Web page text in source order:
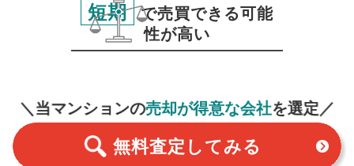
短期
で売買できる可能
性が高い
＼当マンションの売却が得意な会社を選定／
無料査定 してみる